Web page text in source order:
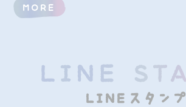
MORE
LINEスタンプ